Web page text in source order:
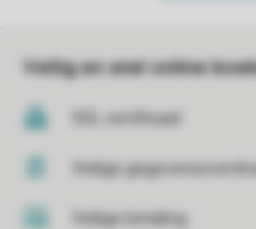
Veilig en snel online
SSL certificaat
Veilige
Veilige betaling